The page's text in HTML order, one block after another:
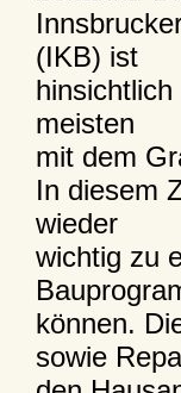
(IKB) ist
meisten
mit dem
In diesem
wieder
wichtig zu
können.
sowie